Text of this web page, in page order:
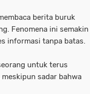
berita buruk
Fenomena ini semakin
informasi tanpa batas.
untuk terus
sadar bahwa